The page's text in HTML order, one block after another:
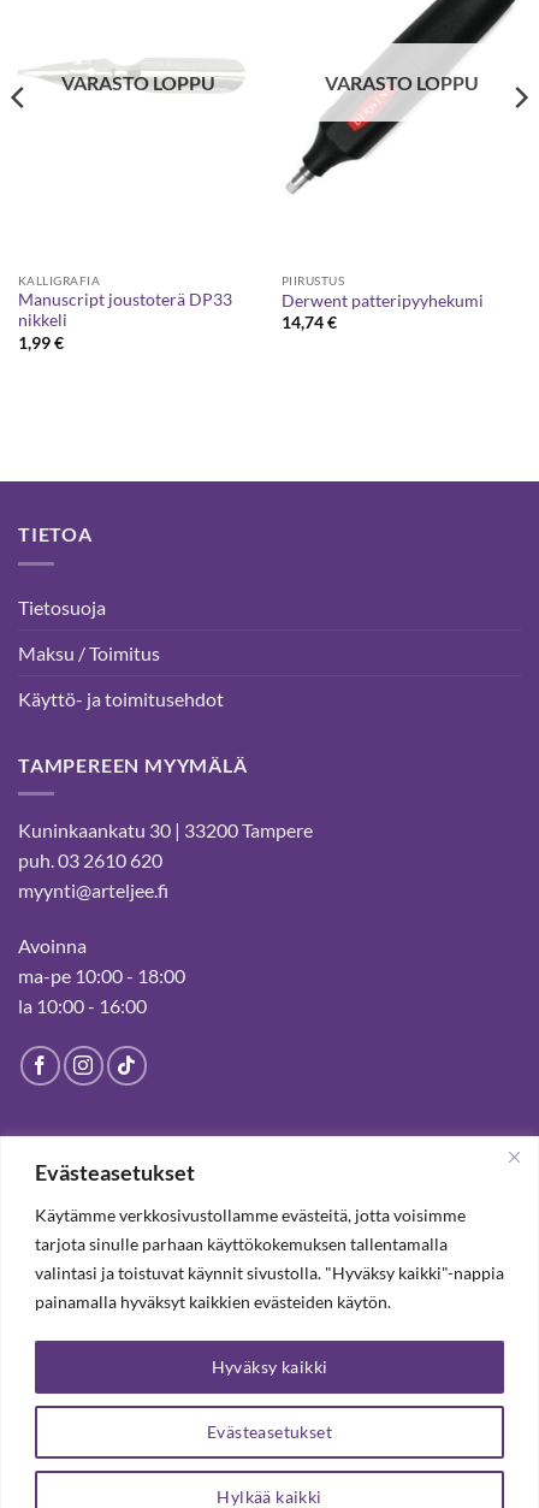
Evästeasetukset
Käytämme verkkosivustollamme evästeitä, jotta voisimme
tarjota sinulle parhaan käyttökokemuksen tallentamalla
valintasi ja toistuvat käynnit sivustolla. "Hyväksy kaikki"-nappia
painamalla hyväksyt kaikkien evästeiden käytön.
Evästeasetukset
Hylkää kaikki
Hyväksy kaikki
VARASTO LOPPU
KALLIGRAFIA
Manuscript joustoterä DP33
nikkeli
1,99€
VARASTO LOPPU
PIIRUSTUS
Derwent patteripyyhekumi
14,74€
TIETOA
Tietosuoja
Maksu / Toimitus
Käyttö- ja toimitusehdot
TAMPEREEN MYYMÄLÄ
Kuninkaankatu 30 | 33200 Tampere
puh. 03 2610 620
myynti@arteljee.fi
Avoinna
ma-pe 10:00 - 18:00
la 10:00 - 16:00
Suljettu pysyvästi 19.7.2025 alkaen
TILAA UUTISKIRJE, SAAT 20% ALENNUKSEN
TILAA UUTISKIRJEEMME